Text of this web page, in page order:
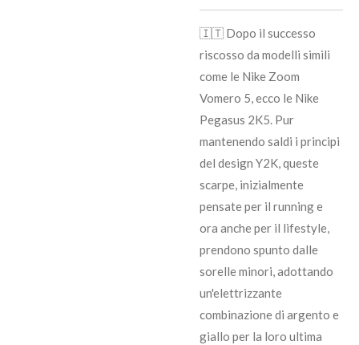
🇮🇹 Dopo il successo
riscosso da modelli simili
come le Nike Zoom
Vomero 5, ecco le Nike
Pegasus 2K5. Pur
mantenendo saldi i principi
del design Y2K, queste
scarpe, inizialmente
pensate per il running e
ora anche per il lifestyle,
prendono spunto dalle
sorelle minori, adottando
un'elettrizzante
combinazione di argento e
giallo per la loro ultima